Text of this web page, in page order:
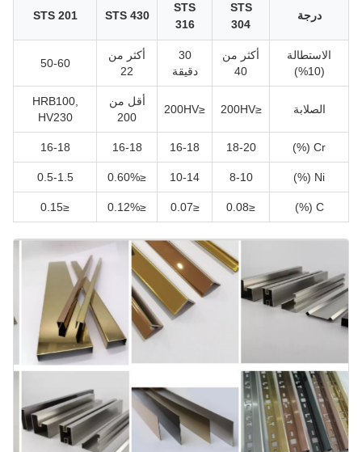
درجة
STS
304
STS
316
STS 430
STS 201
الاستطالة
(10%)
أكثر من
40
30
دقيقة
أكثر من
22
50-60
الصلابة ≤200HV
≤200HV
أقل من
200
HRB100,
HV230
Cr (%)
18-20
16-18
16-18
16-18
Ni (%)
8-10
10-14
≤0.60%
0.5-1.5
C (%)
≤0.08
≤0.07
≤0.12%
≤0.15